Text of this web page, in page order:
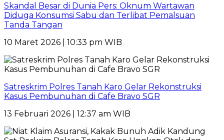
Skandal Besar di Dunia Pers: Oknum Wartawan
Diduga Konsumsi Sabu dan Terlibat Pemalsuan
Tanda Tangan
10 Maret 2026 | 10:33 pm WIB
Satreskrim Polres Tanah Karo Gelar Rekonstruksi
Kasus Pembunuhan di Cafe Bravo SGR
13 Februari 2026 | 12:37 am WIB